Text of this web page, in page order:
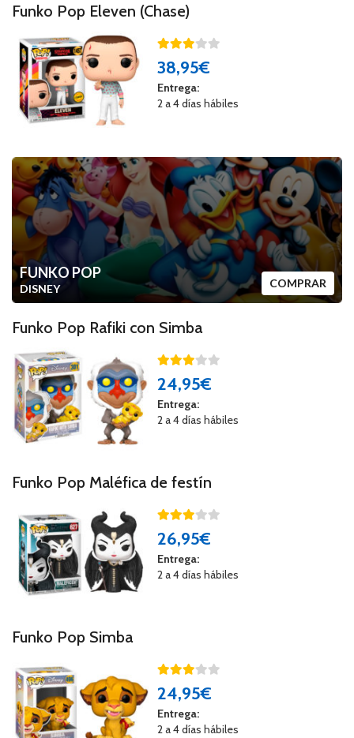
Funko Pop Eleven (Chase)
38,95€
Entrega:
2 a 4 días hábiles
FUNKO POP
DISNEY COMPRAR
Funko Pop Rafiki con Simba
24,95€
Entrega:
2 a 4 días hábiles
Funko Pop Maléfica de festín
26,95€
Entrega:
2 a 4 días hábiles
Funko Pop Simba
24,95€
Entrega:
2 a 4 días hábiles